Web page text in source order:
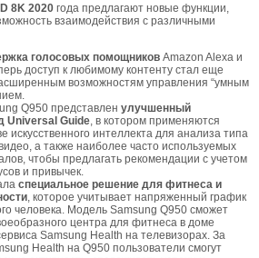
8K 2020 года предлагают новые функции,
взаимодействия с различными
голосовых помощников Amazon Alexa и
доступ к любимому контенту стал еще
возможностям управления “умным
Q950 представлен улучшенный
Universal Guide , в котором применяются
искусственного интеллекта для анализа типа
а также наиболее часто используемых
чтобы предлагать рекомендации с учетом
и привычек.
специальное решение для фитнеса и
, которое учитывает напряженный график
человека. Модель Samsung Q950 сможет
центра для фитнеса в доме
Samsung Health на телевизорах. За
Health на Q950 пользователи смогут